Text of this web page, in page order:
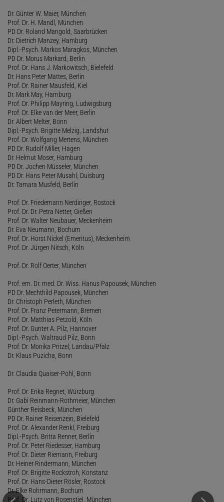
Dr. Günter W. Maier, München
Prof. Dr. H. Mandl, München
PD Dr. Roland Mangold, Saarbrücken
Dr. Dietrich Manzey, Hamburg
Dipl.-Psych. Markos Maragkos, München
PD Dr. Morus Markard, Berlin
Prof. Dr. Hans J. Markowitsch, Bielefeld
Dr. Hans Peter Mattes, Berlin
Prof. Dr. Rainer Mausfeld, Kiel
Dr. Mark May, Hamburg
Prof. Dr. Philipp Mayring, Ludwigsburg
Prof. Dr. Elke van der Meer, Berlin
Dr. Albert Melter, Bonn
Dipl.-Psych. Brigitte Melzig, Landshut
Prof. Dr. Wolfgang Mertens, München
PD Dr. Rudolf Miller, Hagen
Dr. Helmut Moser, Hamburg
PD Dr. Jochen Müsseler, München
PD Dr. Hans Peter Musahl, Duisburg
Dr. Tamara Musfeld, Berlin
Prof. Dr. Friedemann Nerdinger, Rostock
Prof. Dr. Dr. Petra Netter, Gießen
Prof. Dr. Walter Neubauer, Meckenheim
Dr. Eva Neumann, Bochum
Prof. Dr. Horst Nickel (Emeritus), Meckenheim
Prof. Dr. Jürgen Nitsch, Köln
Prof. Dr. Rolf Oerter, München
Prof. em. Dr. med. Dr. Wiss. Hanus Papousek, München
PD Dr. Mechthild Papousek, München
Dr. Christoph Perleth, München
Prof. Dr. Franz Petermann, Bremen
Prof. Dr. Matthias Petzold, Köln
Prof. Dr. Gunter A. Pilz, Hannover
Dipl.-Psych. Waltraud Pilz, Bonn
Prof. Dr. Monika Pritzel, Landau/Pfalz
Dr. Klaus Puzicha, Bonn
Dr. Claudia Quaiser-Pohl, Bonn
Prof. Dr. Erika Regnet, Würzburg
Dr. Gabi Reinmann-Rothmeier, München
Günther Reisbeck, München
PD Dr. Rainer Reisenzein, Bielefeld
Prof. Dr. Alexander Renkl, Freiburg
Dipl.-Psych. Britta Renner, Berlin
Prof. Dr. Peter Riedesser, Hamburg
Prof. Dr. Dieter Riemann, Freiburg
Dr. Heiner Rindermann, München
Prof. Dr. Brigitte Rockstroh, Konstanz
Prof. Dr. Hans-Dieter Rösler, Rostock
Dr. Elke Rohrmann, Bochum
Prof. Dr. Lutz von Rosenstiel, München